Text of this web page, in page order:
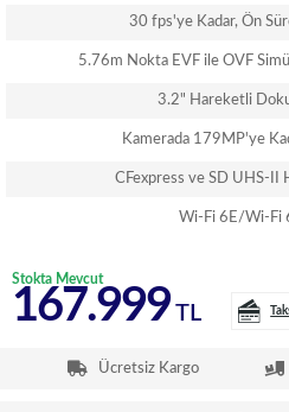
30 fps'ye Kadar, Ön
5.76m Nokta EVF ile OVF
3.2" Hareketli
Kamerada 179MP'ye
CFexpress ve SD UHS-II
Wi-Fi 6E/Wi-Fi
Stokta Mevcut
167.999 TL
Ücretsiz Kargo